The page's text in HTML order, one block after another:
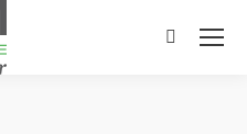
Search: